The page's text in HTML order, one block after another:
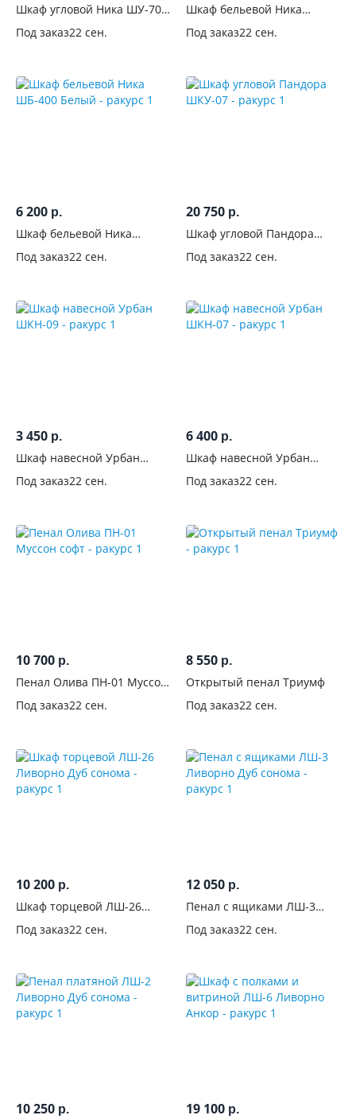
Шкаф угловой Ника ШУ-701
Под заказ22 сен.
Шкаф бельевой Ника
Под заказ22 сен.
6 200 р.
Шкаф бельевой Ника
Под заказ22 сен.
20 750 р.
Шкаф угловой Пандора
Под заказ22 сен.
3 450 р.
Шкаф навесной Урбан
Под заказ22 сен.
6 400 р.
Шкаф навесной Урбан
Под заказ22 сен.
10 700 р.
Пенал Олива ПН-01 Муссон
Под заказ22 сен.
8 550 р.
Открытый пенал Триумф
Под заказ22 сен.
10 200 р.
Шкаф торцевой ЛШ-26
Под заказ22 сен.
12 050 р.
Пенал с ящиками ЛШ-3
Под заказ22 сен.
10 250 р. 19 100 р.